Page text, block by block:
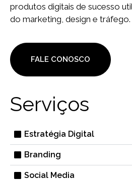
produtos digitais de sucesso
do marketing, design e tráfego.
FALE CONOSCO
Serviços
Estratégia Digital
Branding
Social Media